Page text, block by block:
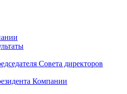
Совета директоров
Компании